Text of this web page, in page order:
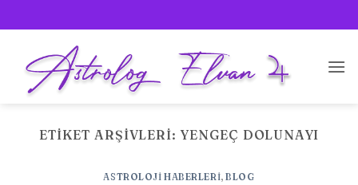
atla
ETIKET ARŞIVLERI: YENGEÇ DOLUNAYI
ASTROLOJI HABERLERI,BLOG